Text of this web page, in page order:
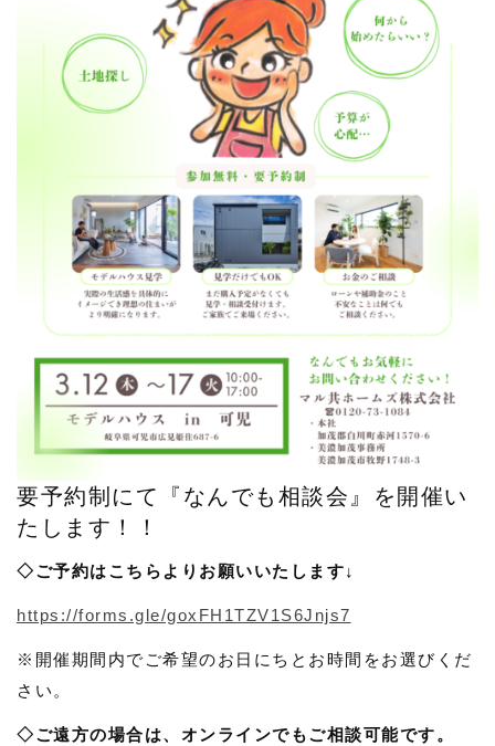
要予約制にて『なんでも相談会』を開催い
たします！！
◇ご予約はこちらよりお願いいたします↓
https://forms.gle/goxFH1TZV1S6Jnjs7
※開催期間内でご希望のお日にちとお時間をお選びくだ
さい。
◇ご遠方の場合は、オンラインでもご相談可能です。